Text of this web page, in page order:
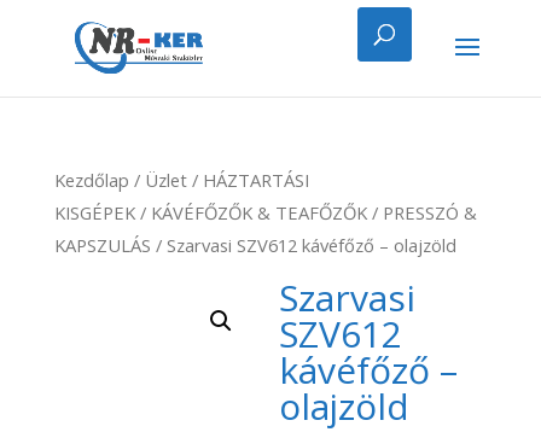
Kezdőlap / Üzlet/ HÁZTARTÁSI
KISGÉPEK/ KÁVÉFŐZŐK & TEAFŐZŐK/ PRESSZÓ &
KAPSZULÁS / Szarvasi SZV612 kávéfőző – olajzöld
Szarvasi
SZV612
kávéfőző –
olajzöld